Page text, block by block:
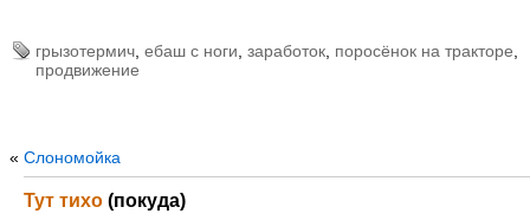
грызотермич ебаш с ноги заработок поросёнок на тракторе
продвижение
« Слономойка
Тут тихо (покуда)